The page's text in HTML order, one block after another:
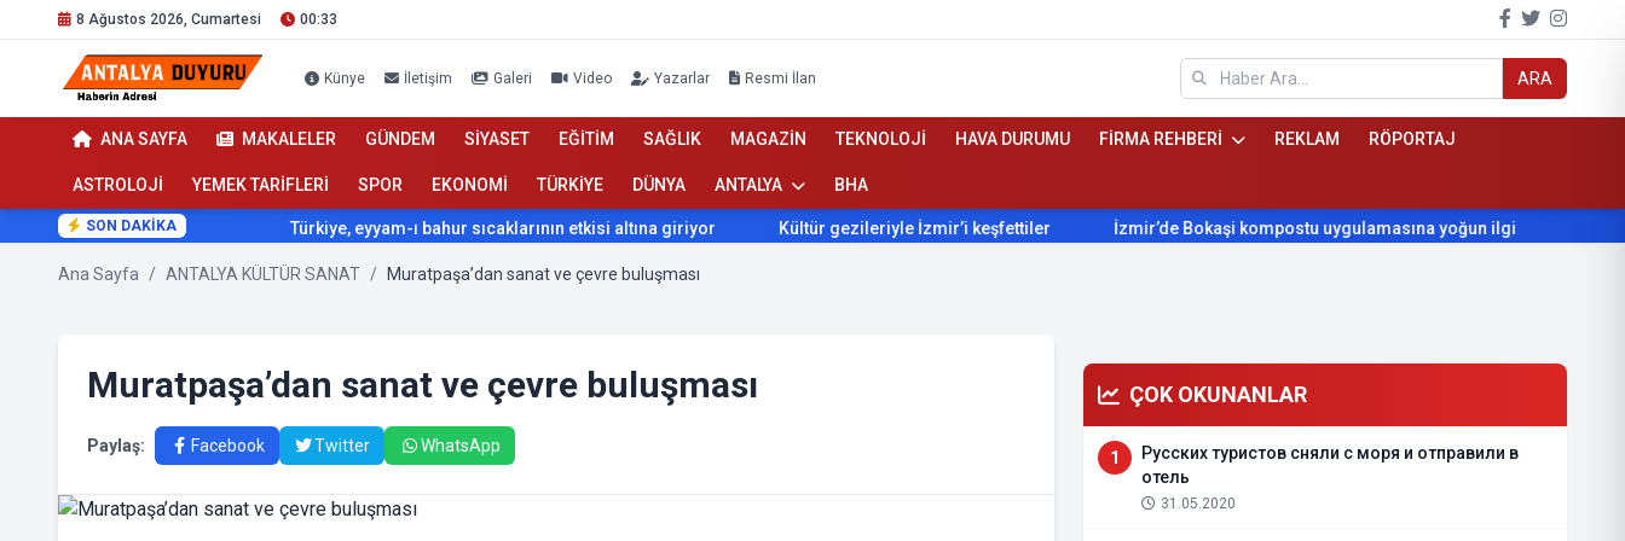
8 Ağustos 2026, Cumartesi 00:33
Künye İletişim Galeri Video Yazarlar Resmi İlan ARA
ANA SAYFA MAKALELER GÜNDEM SİYASET EĞİTİM SAĞLIK MAGAZİN TEKNOLOJİ HAVA DURUMU FİRMA REHBERİ REKLAM RÖPORTAJ
ASTROLOJİ YEMEK TARİFLERİ SPOR EKONOMİ TÜRKİYE DÜNYA ANTALYA BHA
SON DAKİKA Türkiye, eyyam-ı bahur sıcaklarının etkisi altına giriyor Kültür gezileriyle İzmir’i keşfettiler İzmir’de Bokaşi kompostu uygulamasına yoğun ilgi
Ana Sayfa / ANTALYA KÜLTÜR SANAT / Muratpaşa’dan sanat ve çevre buluşması
Muratpaşa’dan sanat ve çevre buluşması
Paylaş: Facebook Twitter WhatsApp
ÇOK OKUNANLAR
1
Русских туристов сняли с моря и отправили в
отель
31.05.2020